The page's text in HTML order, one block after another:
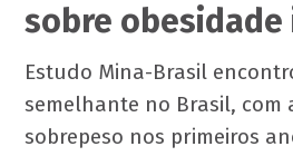
sobre
Estudo Mina-Brasil
semelhante no Brasil, com
sobrepeso nos primeiros